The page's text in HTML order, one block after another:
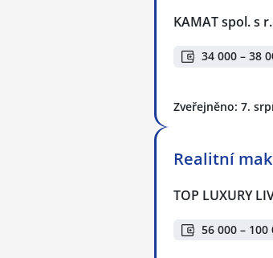
KAMAT spol. s
34 000 – 38
Zveřejněno: 7.
Realitní
TOP LUXURY
56 000 – 100